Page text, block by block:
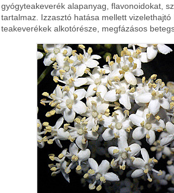
gyógyteakeverék alapanyag, flavonoidokat,
tartalmaz. Izzasztó hatása mellett
teakeverékek alkotórésze, megfázásos